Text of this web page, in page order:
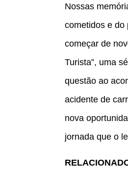
Nossas
cometidos e do
começar de
Turista”, uma
questão ao
acidente de
nova
jornada que o